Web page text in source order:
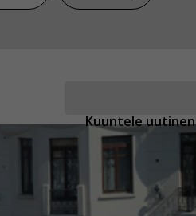
Kuuntele uutinen